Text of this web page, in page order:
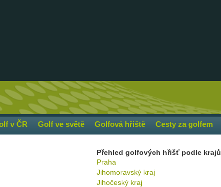
v ČR Golf ve světě Golfová hřiště Cesty za golfem
Přehled golfových hřišť podle krajů
Praha
Jihomoravský kraj
Jihočeský kraj